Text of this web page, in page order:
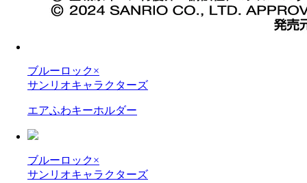
ブルーロック×
サンリオキャラクターズ
エアふわキーホルダー
ブルーロック×
サンリオキャラクターズ